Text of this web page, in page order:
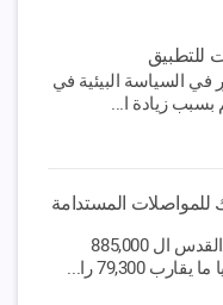
للتطبيق
في السياسة البيئية في
بسبب زيادة ا...
للمواصلات المستدامة
يقارب عدد السكان في القدس ال 885,000
79,300 را...